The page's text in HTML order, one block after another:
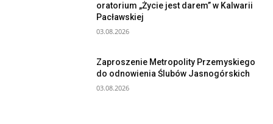
oratorium „Życie jest darem” w Kalwarii
Pacławskiej
03.08.2026
Zaproszenie Metropolity Przemyskiego
do odnowienia Ślubów Jasnogórskich
03.08.2026